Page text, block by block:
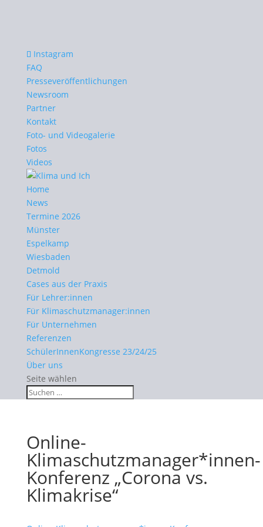
Instagram
FAQ
Presseveröffentlichungen
Newsroom
Partner
Kontakt
Foto- und Videogalerie
Fotos
Videos
Home
News
Termine 2026
Münster
Espelkamp
Wiesbaden
Detmold
Cases aus der Praxis
Für Lehrer:innen
Für Klimaschutzmanager:innen
Für Unternehmen
Referenzen
SchülerInnenKongresse 23/24/25
Über uns
Seite wählen
Online-
Klimaschutzmanager*innen-
Konferenz „Corona vs.
Klimakrise“